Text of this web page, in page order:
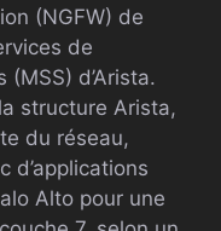
(NGFW) de
de
d’Arista.
structure Arista,
du réseau,
d’applications
Alto pour une